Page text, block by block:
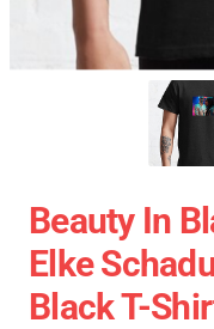
Beauty In
Elke
Black T-